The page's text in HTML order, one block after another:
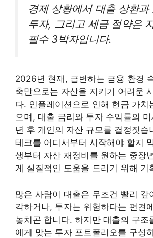
경제 상황에서 대출 상환과
투자, 그리고 세금 절약은
필수 3박자입니다.
2026년 현재, 급변하는 금융 환경
축만으로는 자산을 지키기 어려운
다. 인플레이션으로 인해 현금 가치
으며, 대출 금리와 투자 수익률의
년 후 개인의 자산 규모를 결정짓습
테크를 어디서부터 시작해야 할지
생부터 자산 재정비를 원하는 중장
게 실질적인 도움을 드리기 위해 기
많은 사람이 대출은 무조건 빨리 갚
각하거나, 투자는 위험하다는 편견
놓치곤 합니다. 하지만 대출의 구조
에게 맞는 투자 포트폴리오를 구성